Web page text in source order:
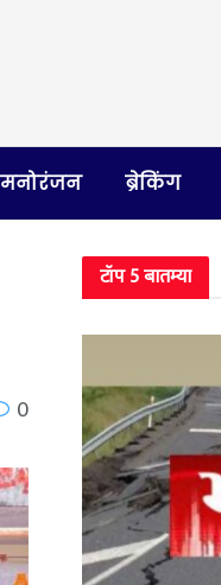
मनोरंजन ब्रेकिंग
0
टॉप 5 बातम्या